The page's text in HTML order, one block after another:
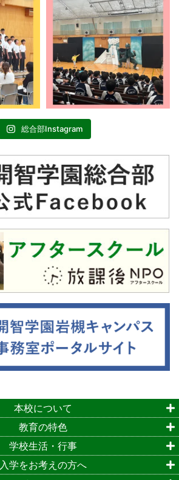
総合部Instagram
本校について
教育の特色
学校生活・行事
入学をお考えの方へ